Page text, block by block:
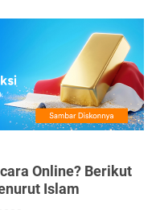
Online? Berikut
Islam